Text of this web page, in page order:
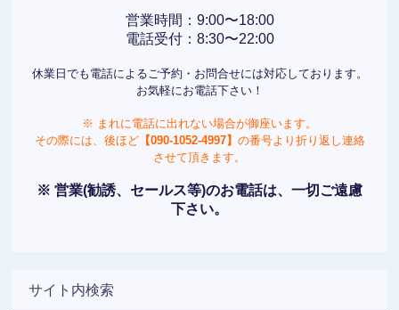
営業時間：9:00〜18:00
電話受付：8:30〜22:00
休業日でも電話によるご予約・お問合せには対応しております。
お気軽にお電話下さい！
※ まれに電話に出れない場合が御座います。
その際には、後ほど【090-1052-4997】 の番号より折り返し連絡
させて頂きます。
※ 営業(勧誘、セールス等)のお電話は、一切ご遠慮
下さい。
サイト内検索